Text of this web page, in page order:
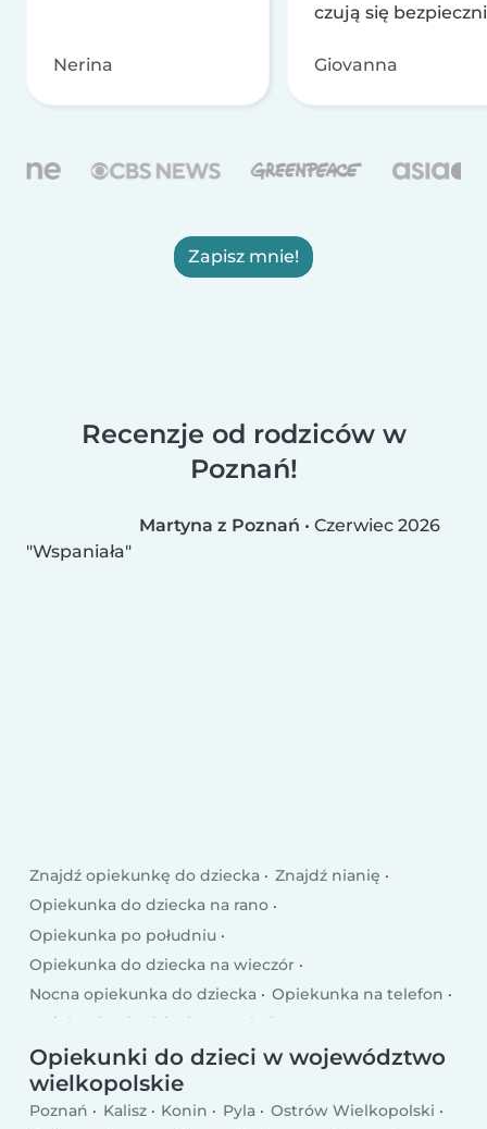
Nerina
czują się
Giovanna
Zapisz mnie!
Recenzje od rodziców w
Poznań!
Martyna z Poznań • Czerwiec 2026
Wspaniała
Znajdź opiekunkę do dziecka
Znajdź nianię
Opiekunka do dziecka na rano
Opiekunka po południu
Opiekunka do dziecka na wieczór
Nocna opiekunka do dziecka
Opiekunka na telefon
Opiekunka do dziecka po szkole
Opiekunka do dziecka w dni powszednie
Opiekunka weekendowa
Opiekunki do dzieci w województwo
wielkopolskie
Poznań Kalisz Konin Pyla
Ostrów Wielkopolski